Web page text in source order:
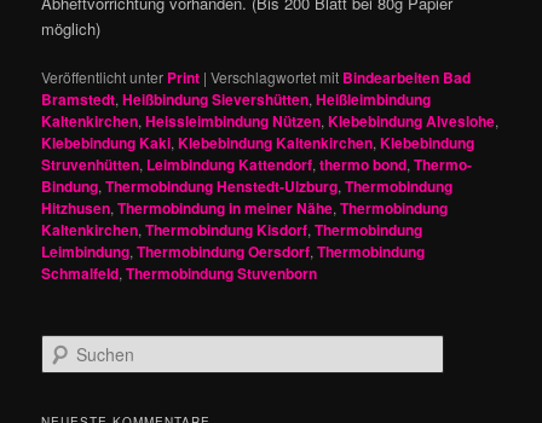
möglich)
Veröffentlicht unter Print |Verschlagwortet mit Bindearbeiten Bad
Bramstedt,Heißbindung Sievershütten,Heißleimbindung
Kaltenkirchen,Heissleimbindung Nützen,Klebebindung Alveslohe,
Klebebindung Kaki,Klebebindung Kaltenkirchen,Klebebindung
Struvenhütten, Leimbindung Kattendorf,thermo bond,Thermo-
Bindung,Thermobindung Henstedt-Ulzburg,Thermobindung
Hitzhusen,Thermobindung in meiner Nähe,Thermobindung
Kaltenkirchen,Thermobindung Kisdorf,Thermobindung
Leimbindung,Thermobindung Oersdorf,Thermobindung
Schmalfeld,Thermobindung Stuvenborn
u
h